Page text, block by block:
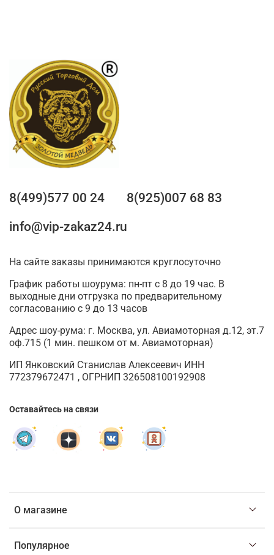
О магазине
Популярное
8(499)577 00 24
8(925)007 68 83
info@vip-zakaz24.ru
На сайте заказы принимаются круглосуточно
График работы шоурума: пн-пт с 8 до 19 час. В
выходные дни отгрузка по предварительному
согласованию с 9 до 13 часов
Адрес шоу-рума: г. Москва, ул. Авиамоторная д.12, эт.7
оф.715 (1 мин. пешком от м. Авиамоторная)
ИП Янковский Станислав Алексеевич ИНН
772379672471 , ОГРНИП 326508100192908
Оставайтесь на связи